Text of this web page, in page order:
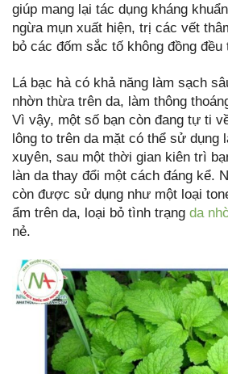
giúp mang lại tác dụng kháng
ngừa mụn xuất hiện, trị các vết
bỏ các đốm sắc tố không đồng đều
Lá bạc hà có khả năng làm sạch
nhờn thừa trên da, làm thông
Vì vậy, một số bạn còn đang tự ti
lông to trên da mặt có thể sử dụng
xuyên, sau một thời gian kiên trì
làn da thay đổi một cách đáng kể.
còn được sử dụng như một loại
ẩm trên da, loại bỏ tình trạng da
nẻ.